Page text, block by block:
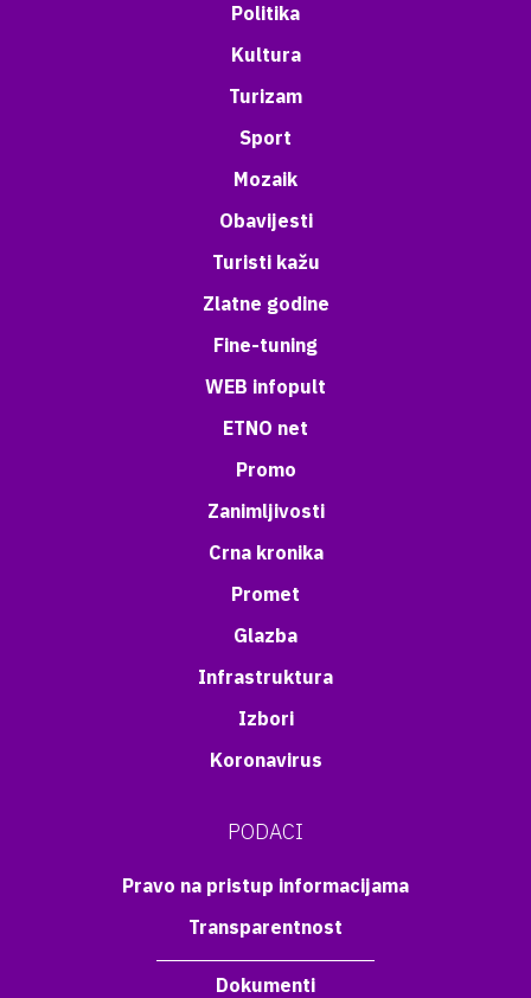
Politika
Kultura
Turizam
Sport
Mozaik
Obavijesti
Turisti kažu
Zlatne godine
Fine-tuning
WEB infopult
ETNO net
Promo
Zanimljivosti
Crna kronika
Promet
Glazba
Infrastruktura
Izbori
Koronavirus
PODACI
Pravo na pristup informacijama
Transparentnost
Dokumenti